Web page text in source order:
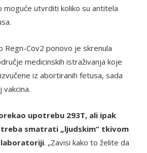
moguće utvrditi koliko su antitela
Regn-Cov2 ponovo je skrenula
medicinskih istraživanja koje
iz abortiranih fetusa, sada
upotrebu 293T, ali ipak
smatrati „ljudskim“ tkivom
laboratoriji. „Zavisi kako to želite da